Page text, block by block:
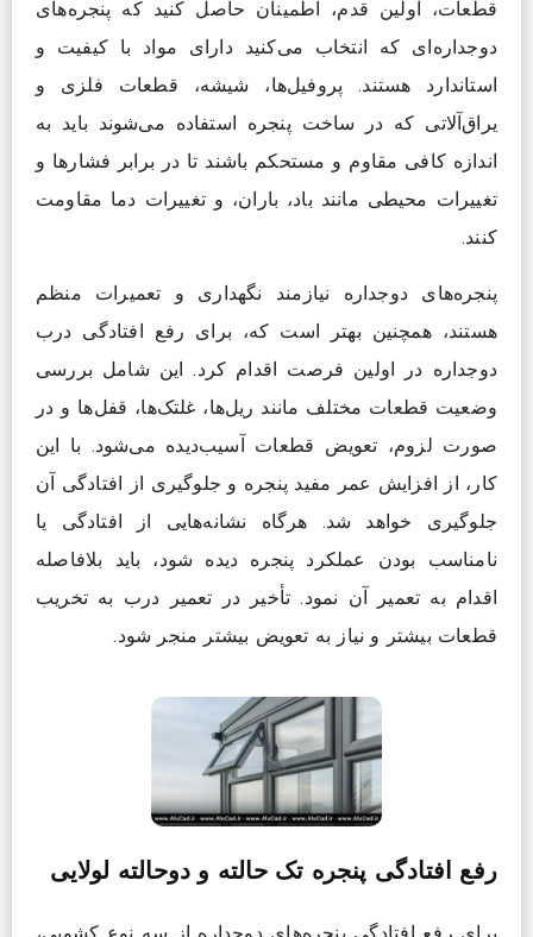
قطعات، اولین قدم، اطمینان حاصل کنید که پنجره‌های
دوجداره‌ای که انتخاب می‌کنید دارای مواد با کیفیت و
استاندارد هستند. پروفیل‌ها، شیشه، قطعات فلزی و
یراق‌آلاتی که در ساخت پنجره استفاده می‌شوند باید به
اندازه کافی مقاوم و مستحکم باشند تا در برابر فشارها و
تغییرات محیطی مانند باد، باران، و تغییرات دما مقاومت
کنند.
پنجره‌های دوجداره نیازمند نگهداری و تعمیرات منظم
هستند، همچنین بهتر است که، برای رفع افتادگی درب
دوجداره در اولین فرصت اقدام کرد. این شامل بررسی
وضعیت قطعات مختلف مانند ریل‌ها، غلتک‌ها، قفل‌ها و در
صورت لزوم، تعویض قطعات آسیب‌دیده می‌شود. با این
کار، از افزایش عمر مفید پنجره و جلوگیری از افتادگی آن
جلوگیری خواهد شد. هرگاه نشانه‌هایی از افتادگی یا
نامناسب بودن عملکرد پنجره دیده شود، باید بلافاصله
اقدام به تعمیر آن نمود. تأخیر در تعمیر درب به تخریب
قطعات بیشتر و نیاز به تعویض بیشتر منجر شود.
رفع افتادگی پنجره تک حالته و دوحالته لولایی